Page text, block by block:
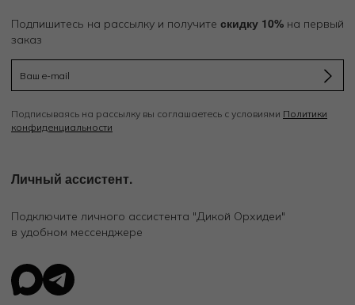
Подпишитесь на рассылку и получите скидку 10% на первый
заказ
Подписываясь на рассылку вы соглашаетесь с условиями Политики
конфиденциальности
Личный ассистент.
Подключите личного ассистента "Дикой Орхидеи"
в удобном мессенджере